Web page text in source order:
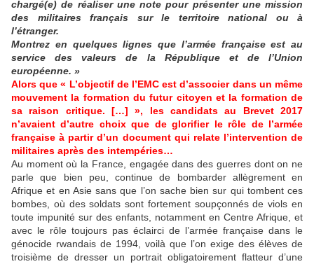
chargé(e) de réaliser une note pour présenter une mission
des militaires français sur le territoire national ou à
l’étranger.
Montrez en quelques lignes que l’armée française est au
service des valeurs de la République et de l’Union
européenne. »
Alors que « L’objectif de l’EMC est d’associer dans un même
mouvement la formation du futur citoyen et la formation de
sa raison critique. […] », les candidats au Brevet 2017
n’avaient d’autre choix que de glorifier le rôle de l’armée
française à partir d’un document qui relate l’intervention de
militaires après des intempéries…
Au moment où la France, engagée dans des guerres dont on ne
parle que bien peu, continue de bombarder allègrement en
Afrique et en Asie sans que l’on sache bien sur qui tombent ces
bombes, où des soldats sont fortement soupçonnés de viols en
toute impunité sur des enfants, notamment en Centre Afrique, et
avec le rôle toujours pas éclairci de l’armée française dans le
génocide rwandais de 1994, voilà que l’on exige des élèves de
troisième de dresser un portrait obligatoirement flatteur d’une